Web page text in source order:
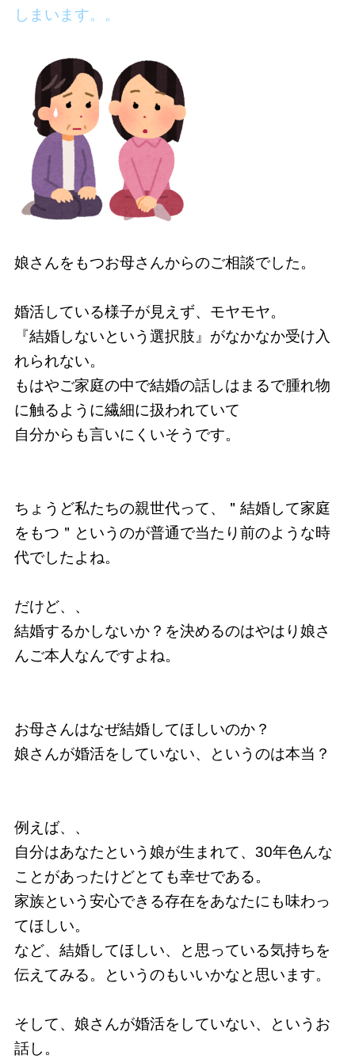
しまいます。。
娘さんをもつお母さんからのご相談でした。
婚活している様子が見えず、モヤモヤ。
『結婚しないという選択肢』がなかなか受け入
れられない。
もはやご家庭の中で結婚の話しはまるで腫れ物
に触るように繊細に扱われていて
自分からも言いにくいそうです。
ちょうど私たちの親世代って、＂結婚して家庭
をもつ＂というのが普通で当たり前のような時
代でしたよね。
だけど、、
結婚するかしないか？を決めるのはやはり娘さ
んご本人なんですよね。
お母さんはなぜ結婚してほしいのか？
娘さんが婚活をしていない、というのは本当？
例えば、、
自分はあなたという娘が生まれて、30年色んな
ことがあったけどとても幸せである。
家族という安心できる存在をあなたにも味わっ
てほしい。
など、結婚してほしい、と思っている気持ちを
伝えてみる。というのもいいかなと思います。
そして、娘さんが婚活をしていない、というお
話し。